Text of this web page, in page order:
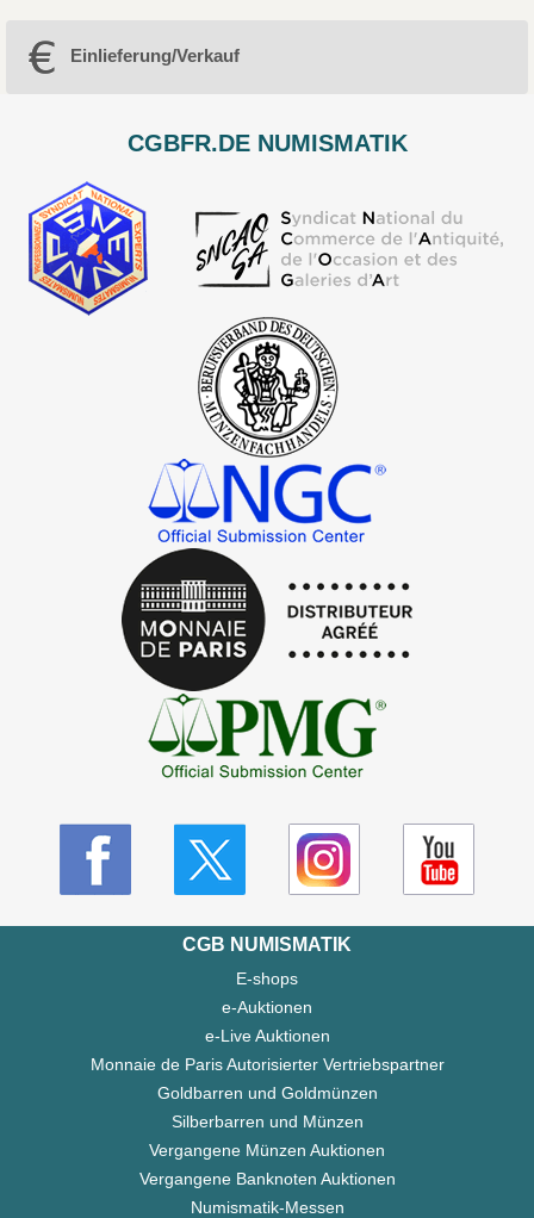
Einlieferung/Verkauf
CGBFR.DE NUMISMATIK
CGB NUMISMATIK
E-shops
e-Auktionen
e-Live Auktionen
Monnaie de Paris Autorisierter Vertriebspartner
Goldbarren und Goldmünzen
Silberbarren und Münzen
Vergangene Münzen Auktionen
Vergangene Banknoten Auktionen
Numismatik-Messen